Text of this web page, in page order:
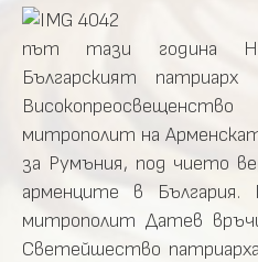
път тази година
Българският
митрополит на
за Румъния, под чието
арменците в
митрополит Датев
Светейшество